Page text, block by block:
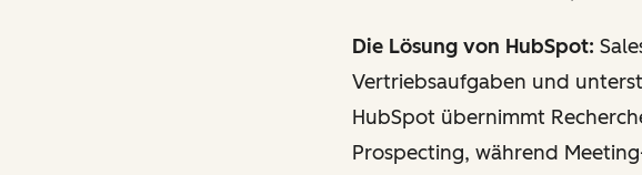
Die Lösung von HubSpot:
Vertriebsaufgaben und
HubSpot übernimmt
Prospecting, während